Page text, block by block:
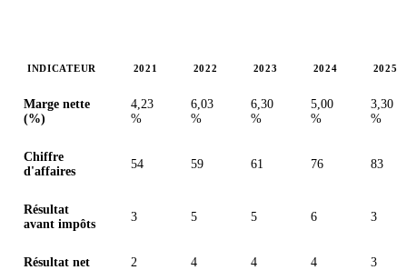
INDICATEUR 2021 2022 2023 2024 2025
Marge nette
(%)
4,23
%
6,03
%
6,30
%
5,00
%
3,30
%
Chiffre
d'affaires
54 59 61 76 83
Résultat
avant impôts
3 5 5 6 3
Résultat net 2 4 4 4 3